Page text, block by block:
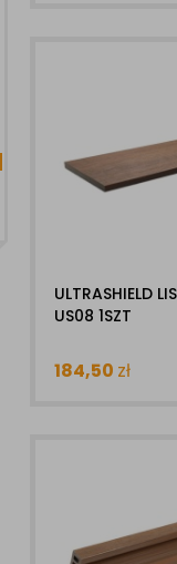
ULTRASHIELD
US08 1SZT
184,50 zł